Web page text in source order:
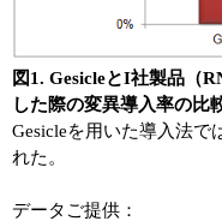
図1. GesicleとI社製品（
した際の変異導入率の比
Gesicleを用いた導入法で
れた。
データご提供：